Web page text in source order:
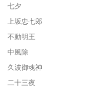
七夕
上坂忠七郎
不動明王
中風除
久波御魂神
二十三夜